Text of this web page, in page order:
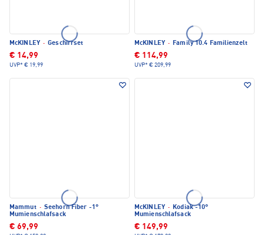
McKINLEY · Geschirrset
€ 14,99
UVP* € 19,99
McKINLEY · Family 10.4 Familienzelt
€ 114,99
UVP* € 209,99
Mammut · Seehorn Fiber -1°
Mumienschlafsack
€ 69,99
McKINLEY · Kodiak -10°
Mumienschlafsack
€ 149,99